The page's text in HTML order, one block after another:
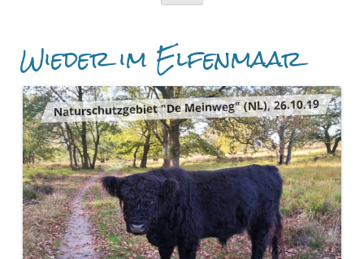
Wieder im Elfenmaar
Naturschutzgebiet "De Meinweg" (NL), 26.10.19